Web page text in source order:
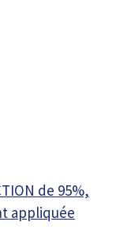
de 95%,
appliquée